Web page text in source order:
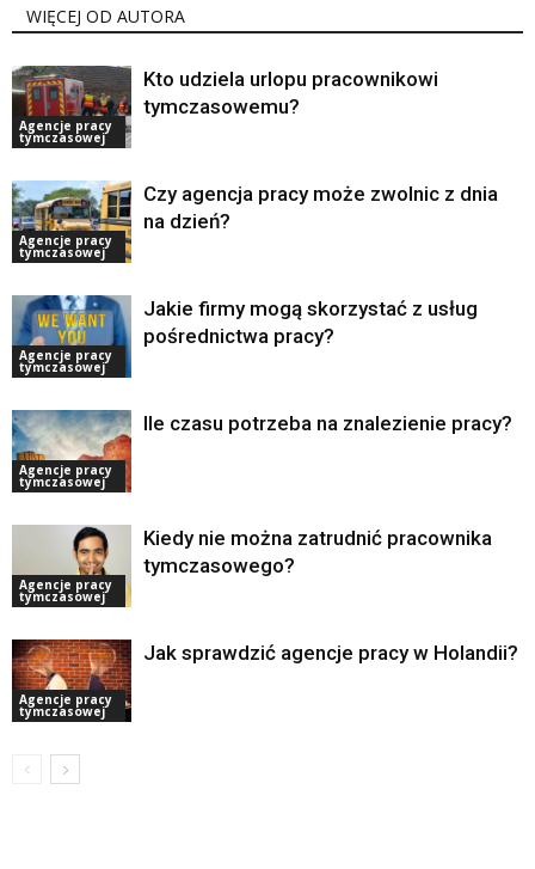
WIĘCEJ OD AUTORA
Agencje pracy
tymczasowej
Kto udziela urlopu pracownikowi
tymczasowemu?
Agencje pracy
tymczasowej
Czy agencja pracy może zwolnic z dnia
na dzień?
Agencje pracy
tymczasowej
Jakie firmy mogą skorzystać z usług
pośrednictwa pracy?
Agencje pracy
tymczasowej
Ile czasu potrzeba na znalezienie pracy?
Agencje pracy
tymczasowej
Kiedy nie można zatrudnić pracownika
tymczasowego?
Agencje pracy
tymczasowej
Jak sprawdzić agencje pracy w Holandii?